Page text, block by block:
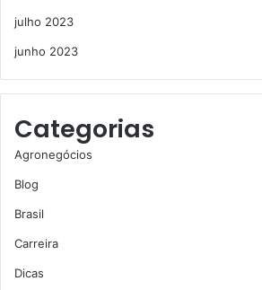
julho 2023
junho 2023
Categorias
Agronegócios
Blog
Brasil
Carreira
Dicas